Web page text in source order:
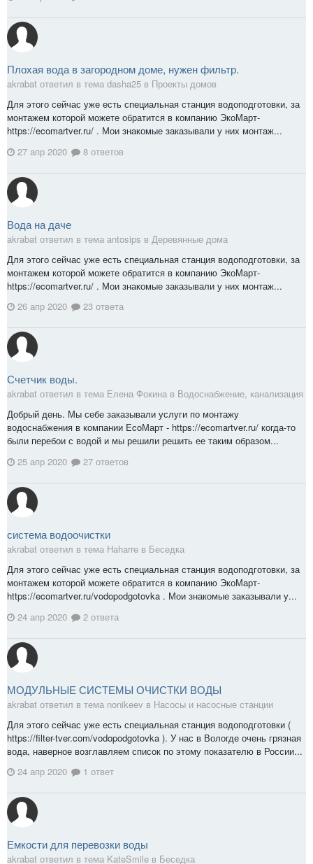
Плохая вода в загородном доме, нужен фильтр.
akrabat ответил в тема dasha25 в Проекты домов
Для этого сейчас уже есть специальная станция водоподготовки, за
монтажем которой можете обратится в компанию ЭкоМарт-
https://ecomartver.ru/ . Мои знакомые заказывали у них монтаж...
27 апр 2020
8 ответов
Вода на даче
akrabat ответил в тема antosips в Деревянные дома
Для этого сейчас уже есть специальная станция водоподготовки, за
монтажем которой можете обратится в компанию ЭкоМарт-
https://ecomartver.ru/ . Мои знакомые заказывали у них монтаж...
26 апр 2020
23 ответа
Счетчик воды.
akrabat ответил в тема Елена Фокина в Водоснабжение, канализация
Добрый день. Мы себе заказывали услуги по монтажу
водоснабжения в компании EcoМарт - https://ecomartver.ru/ когда-то
были перебои с водой и мы решили решить ее таким образом...
25 апр 2020
27 ответов
система водоочистки
akrabat ответил в тема Haharre в Беседка
Для этого сейчас уже есть специальная станция водоподготовки, за
монтажем которой можете обратится в компанию ЭкоМарт-
https://ecomartver.ru/vodopodgotovka . Мои знакомые заказывали у...
24 апр 2020
2 ответа
МОДУЛЬНЫЕ СИСТЕМЫ ОЧИСТКИ ВОДЫ
akrabat ответил в тема nonikeev в Насосы и насосные станции
Для этого сейчас уже есть специальная станция водоподготовки (
https://filter-tver.com/vodopodgotovka ). У нас в Вологде очень грязная
вода, наверное возглавляем список по этому показателю в России...
24 апр 2020
1 ответ
Емкости для перевозки воды
akrabat ответил в тема KateSmile в Беседка